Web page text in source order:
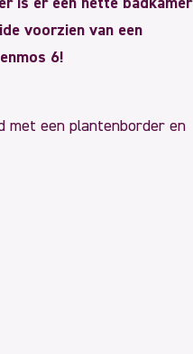
voorzien van een
6!
met een plantenborder en